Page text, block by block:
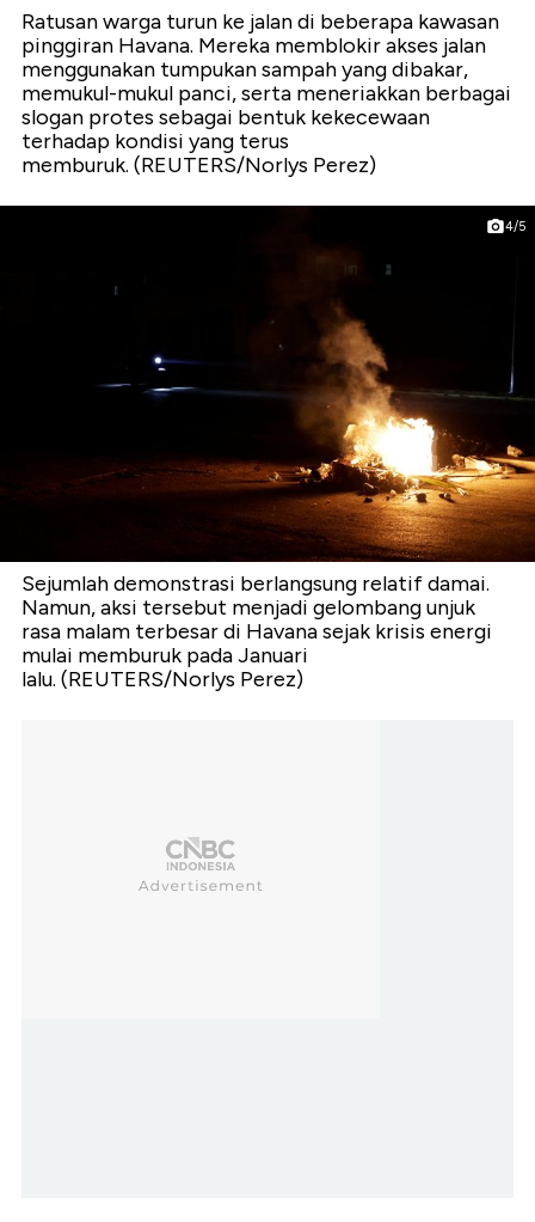
Ratusan warga turun ke jalan di beberapa kawasan
pinggiran Havana. Mereka memblokir akses jalan
menggunakan tumpukan sampah yang dibakar,
memukul-mukul panci, serta meneriakkan berbagai
slogan protes sebagai bentuk kekecewaan
terhadap kondisi yang terus
memburuk. (REUTERS/Norlys Perez)
4/5
Sejumlah demonstrasi berlangsung relatif damai.
Namun, aksi tersebut menjadi gelombang unjuk
rasa malam terbesar di Havana sejak krisis energi
mulai memburuk pada Januari
lalu. (REUTERS/Norlys Perez)